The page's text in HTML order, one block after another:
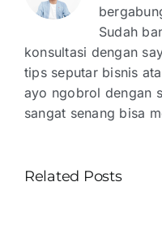
Sudah
konsultasi dengan
tips seputar bisnis
ayo ngobrol dengan
sangat senang bisa
Related Posts